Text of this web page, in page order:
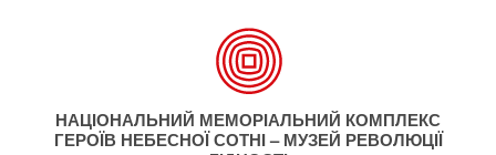
НАЦІОНАЛЬНИЙ МЕМОРІАЛЬНИЙ КОМПЛЕКС
ГЕРОЇВ НЕБЕСНОЇ СОТНІ – МУЗЕЙ РЕВОЛЮЦІЇ